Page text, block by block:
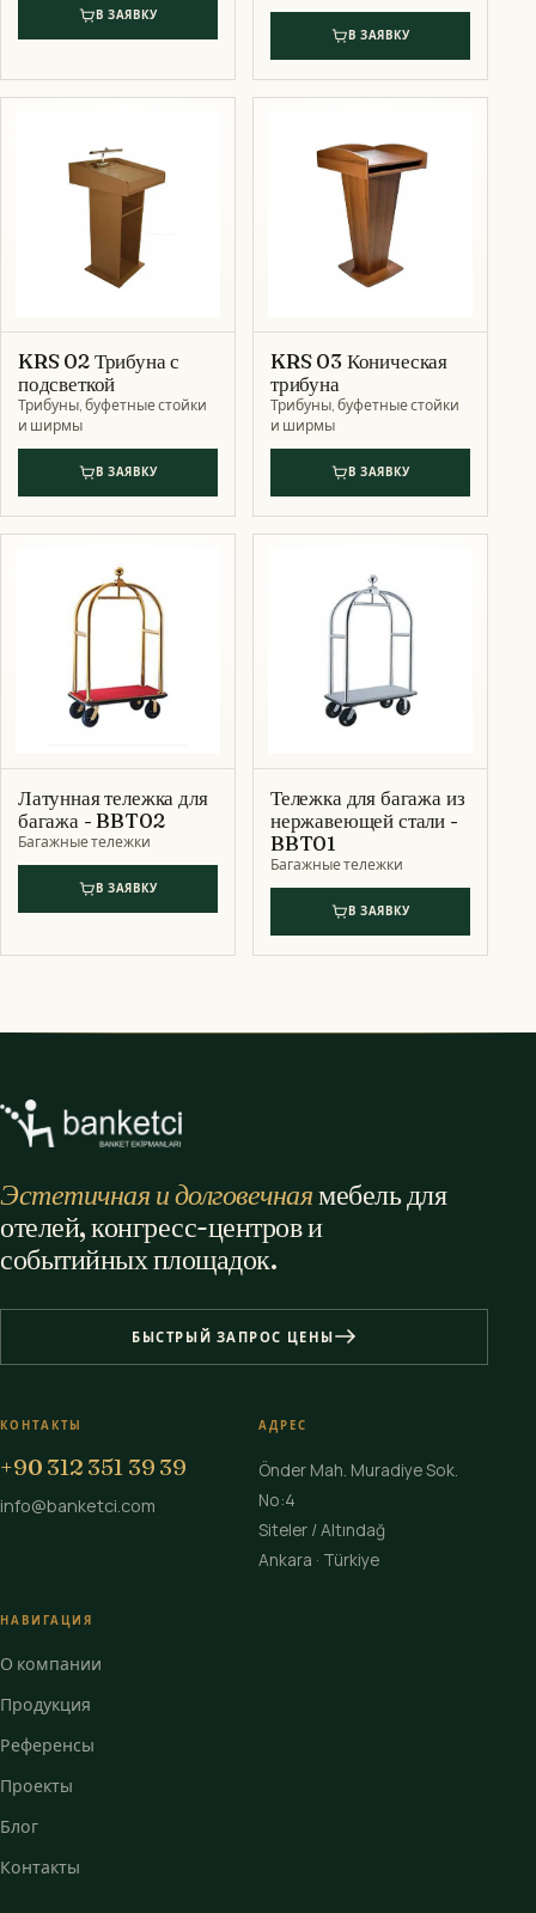
В ЗАЯВКУ
В ЗАЯВКУ
KRS 02 Трибуна с
подсветкой
Трибуны, буфетные стойки
и ширмы
В ЗАЯВКУ
KRS 03 Коническая
трибуна
Трибуны, буфетные стойки
и ширмы
В ЗАЯВКУ
Латунная тележка для
багажа - BBT02
Багажные тележки
В ЗАЯВКУ
Тележка для багажа из
нержавеющей стали -
BBT01
Багажные тележки
В ЗАЯВКУ
Эстетичная и долговечнаямебель для
отелей, конгресс-центров и
событийных площадок.
БЫСТРЫЙ ЗАПРОС ЦЕНЫ
КОНТАКТЫ
+90 312 351 39 39
info@banketci.com
АДРЕС
Önder Mah. Muradiye Sok.
No:4
Siteler / Altındağ
Ankara · Türkiye
НАВИГАЦИЯ
О компании
Продукция
Референсы
Проекты
Блог
Контакты